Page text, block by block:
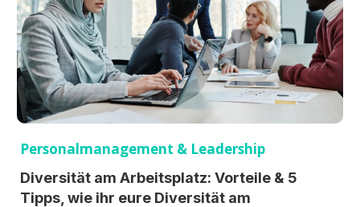
Personalmanagement & Leadership
Diversität am Arbeitsplatz: Vorteile & 5
Tipps, wie ihr eure Diversität am